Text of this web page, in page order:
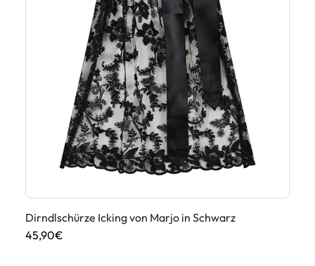
Dirndlschürze Icking von Marjo in Schwarz
45,90€